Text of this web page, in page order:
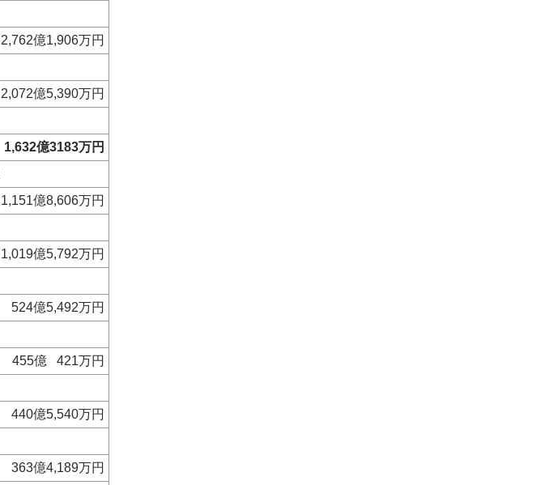
2,762億1,906万円
2,072億5,390万円
1,632億3183万円
1,151億8,606万円
1,019億5,792万円
524億5,492万円
455億 421万円
440億5,540万円
363億4,189万円